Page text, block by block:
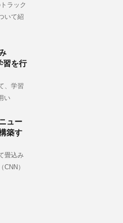
ラック
いて紹
習を行
、学習
い
ュー
築す
畳込み
）